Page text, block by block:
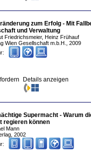
zum Erfolg - Mit
und Verwaltung
Friedrichsmeier, Heinz Frühauf
Wien Gesellschaft m.b.H.
2009
Details anzeigen
Supermacht - Warum
regieren können
Mann
2002